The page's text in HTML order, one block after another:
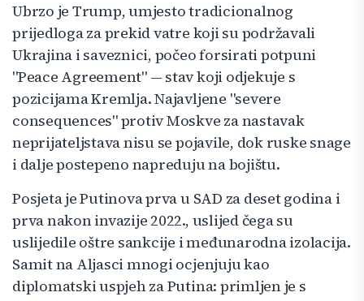
Ubrzo je Trump, umjesto tradicionalnog
prijedloga za prekid vatre koji su podržavali
Ukrajina i saveznici, počeo forsirati potpuni
"Peace Agreement" — stav koji odjekuje s
pozicijama Kremlja. Najavljene "severe
consequences" protiv Moskve za nastavak
neprijateljstava nisu se pojavile, dok ruske snage
i dalje postepeno napreduju na bojištu.
Posjeta je Putinova prva u SAD za deset godina i
prva nakon invazije 2022., uslijed čega su
uslijedile oštre sankcije i međunarodna izolacija.
Samit na Aljasci mnogi ocjenjuju kao
diplomatski uspjeh za Putina: primljen je s